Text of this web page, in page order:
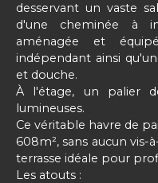
desservant un vaste
d'une cheminée à
aménagée et
indépendant ainsi
et douche.
À l'étage, un palier
lumineuses.
Ce véritable havre de
608m², sans aucun vis-
terrasse idéale pour
Les atouts :